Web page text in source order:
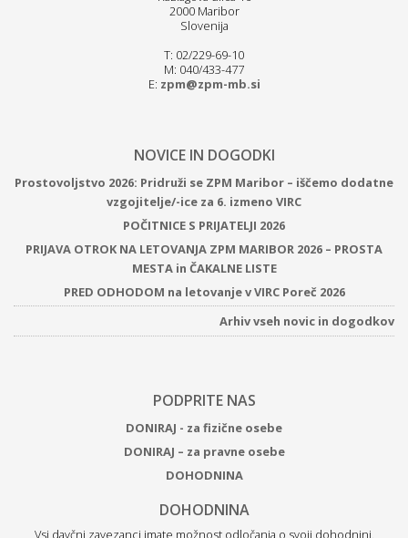
2000 Maribor
Slovenija
T: 02/229-69-10
M: 040/433-477
E: zpm@zpm-mb.si
NOVICE IN DOGODKI
Prostovoljstvo 2026: Pridruži se ZPM Maribor – iščemo dodatne
vzgojitelje/-ice za 6. izmeno VIRC
POČITNICE S PRIJATELJI 2026
PRIJAVA OTROK NA LETOVANJA ZPM MARIBOR 2026 – PROSTA
MESTA in ČAKALNE LISTE
PRED ODHODOM na letovanje v VIRC Poreč 2026
Arhiv vseh novic in dogodkov
PODPRITE NAS
DONIRAJ - za fizične osebe
DONIRAJ – za pravne osebe
DOHODNINA
DOHODNINA
Vsi davčni zavezanci imate možnost odločanja o svoji dohodnini.